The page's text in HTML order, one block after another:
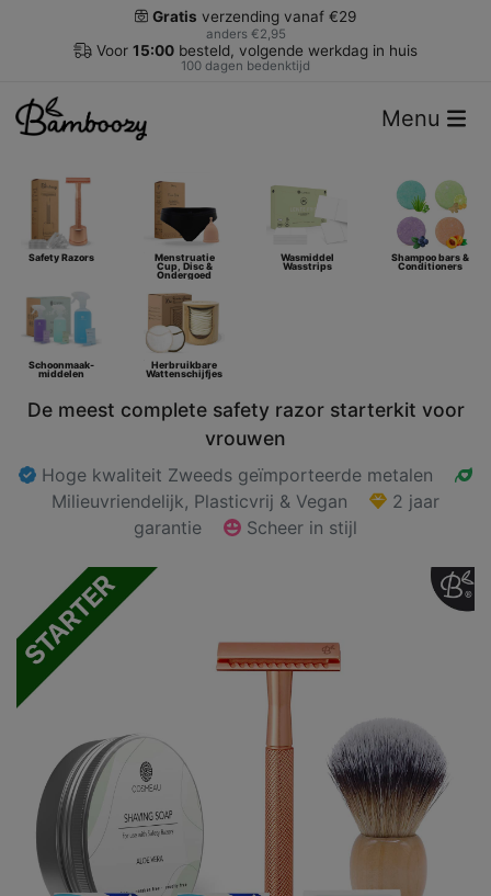
Gratis verzending vanaf €29
anders €2,95
Voor 15:00 besteld, volgende werkdag in huis
100 dagen bedenktijd
Menu
Safety Razors Menstruatie
Cup, Disc &
Ondergoed
Wasmiddel
Wasstrips
Shampoo bars &
Conditioners
Schoonmaak-
middelen
Herbruikbare
Wattenschijfjes
De meest complete safety razor starterkit voor
vrouwen
Hoge kwaliteit Zweeds geïmporteerde metalen
Milieuvriendelijk, Plasticvrij & Vegan
2 jaar
garantie
Scheer in stijl